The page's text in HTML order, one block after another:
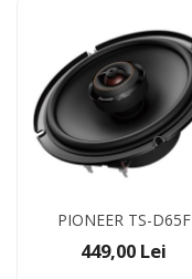
PIONEER TS-D65F
449,00 Lei